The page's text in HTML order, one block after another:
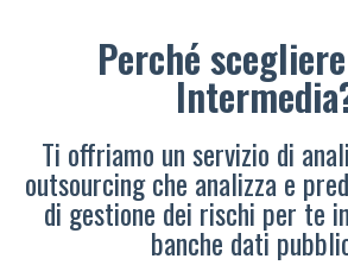
Perché
Ti offriamo un servizio di
outsourcing che analizza e
di gestione dei rischi per te
banche dati